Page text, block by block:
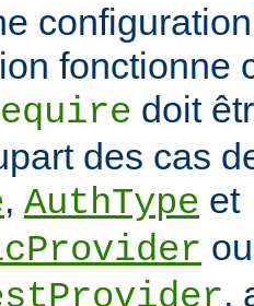
fonctionne
doit
des cas
, AuthType et
ou
,